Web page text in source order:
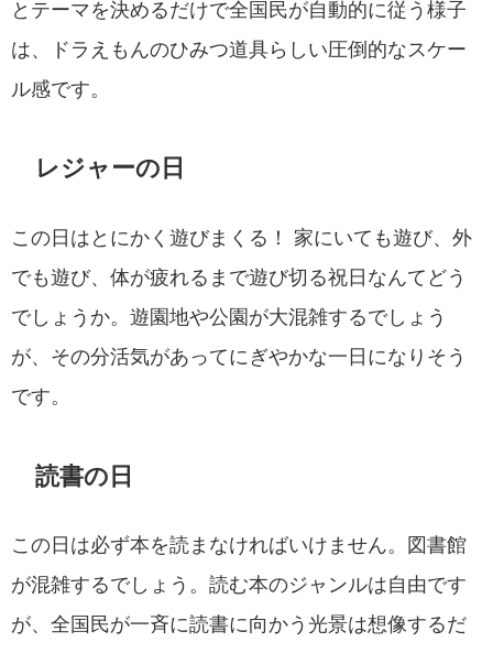
とテーマを決めるだけで全国民が自動的に従う様子
は、ドラえもんのひみつ道具らしい圧倒的なスケー
ル感です。
レジャーの日
この日はとにかく遊びまくる！ 家にいても遊び、外
でも遊び、体が疲れるまで遊び切る祝日なんてどう
でしょうか。遊園地や公園が大混雑するでしょう
が、その分活気があってにぎやかな一日になりそう
です。
読書の日
この日は必ず本を読まなければいけません。図書館
が混雑するでしょう。読む本のジャンルは自由です
が、全国民が一斉に読書に向かう光景は想像するだ